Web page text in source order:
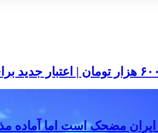
مضحک است اما آماده